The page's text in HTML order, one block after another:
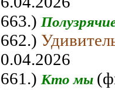
Кто мы